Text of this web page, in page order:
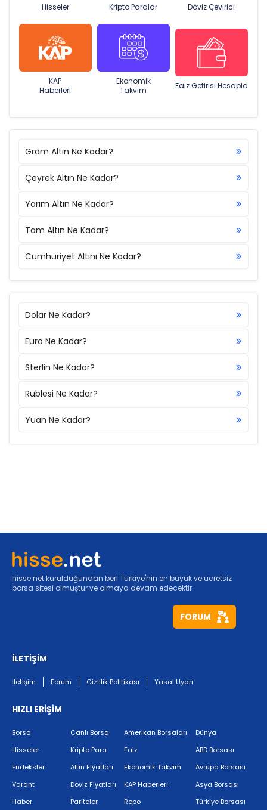
Hisseler Kripto Paralar Döviz Çevirici
KAP
Haberleri
Ekonomik
Takvim
Faiz Getirisi Hesapla
Gram Altın Ne Kadar?
Çeyrek Altın Ne Kadar?
Yarım Altın Ne Kadar?
Tam Altın Ne Kadar?
Cumhuriyet Altını Ne Kadar?
Dolar Ne Kadar?
Euro Ne Kadar?
Sterlin Ne Kadar?
Rublesi Ne Kadar?
Yuan Ne Kadar?
hisse.net kurulduğundan beri Türkiye'nin en büyük ve ücretsiz
borsa sitesi olmuştur ve olmaya devam edecektir.
FORUM
İLETİŞİM
İletişim Forum Gizlilik Politikası Yasal Uyarı
HIZLI ERİŞİM
Borsa
Hisseler
Endeksler
Varant
Haber
Canlı Borsa
Kripto Para
Altın Fiyatları
Döviz Fiyatları
Pariteler
Amerikan Borsaları
Faiz
Ekonomik Takvim
KAP Haberleri
Repo
Dünya
ABD Borsası
Avrupa Borsası
Asya Borsası
Türkiye Borsası